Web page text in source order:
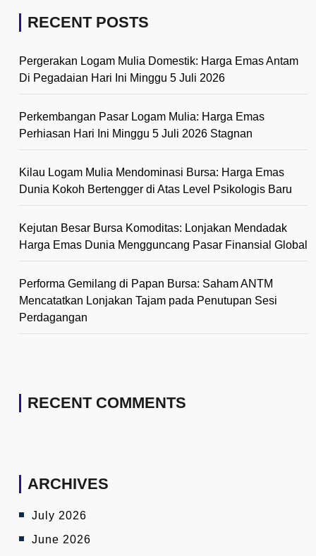
RECENT POSTS
Pergerakan Logam Mulia Domestik: Harga Emas Antam
Di Pegadaian Hari Ini Minggu 5 Juli 2026
Perkembangan Pasar Logam Mulia: Harga Emas
Perhiasan Hari Ini Minggu 5 Juli 2026 Stagnan
Kilau Logam Mulia Mendominasi Bursa: Harga Emas
Dunia Kokoh Bertengger di Atas Level Psikologis Baru
Kejutan Besar Bursa Komoditas: Lonjakan Mendadak
Harga Emas Dunia Mengguncang Pasar Finansial Global
Performa Gemilang di Papan Bursa: Saham ANTM
Mencatatkan Lonjakan Tajam pada Penutupan Sesi
Perdagangan
RECENT COMMENTS
ARCHIVES
July 2026
June 2026